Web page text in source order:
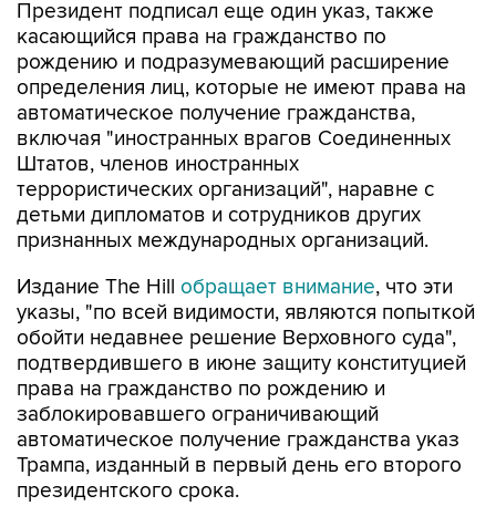
Президент подписал еще один указ, также
касающийся права на гражданство по
рождению и подразумевающий расширение
определения лиц, которые не имеют права на
автоматическое получение гражданства,
включая "иностранных врагов Соединенных
Штатов, членов иностранных
террористических организаций", наравне с
детьми дипломатов и сотрудников других
признанных международных организаций.
Издание The Hill обращает внимание, что эти
указы, "по всей видимости, являются попыткой
обойти недавнее решение Верховного суда",
подтвердившего в июне защиту конституцией
права на гражданство по рождению и
заблокировавшего ограничивающий
автоматическое получение гражданства указ
Трампа, изданный в первый день его второго
президентского срока.